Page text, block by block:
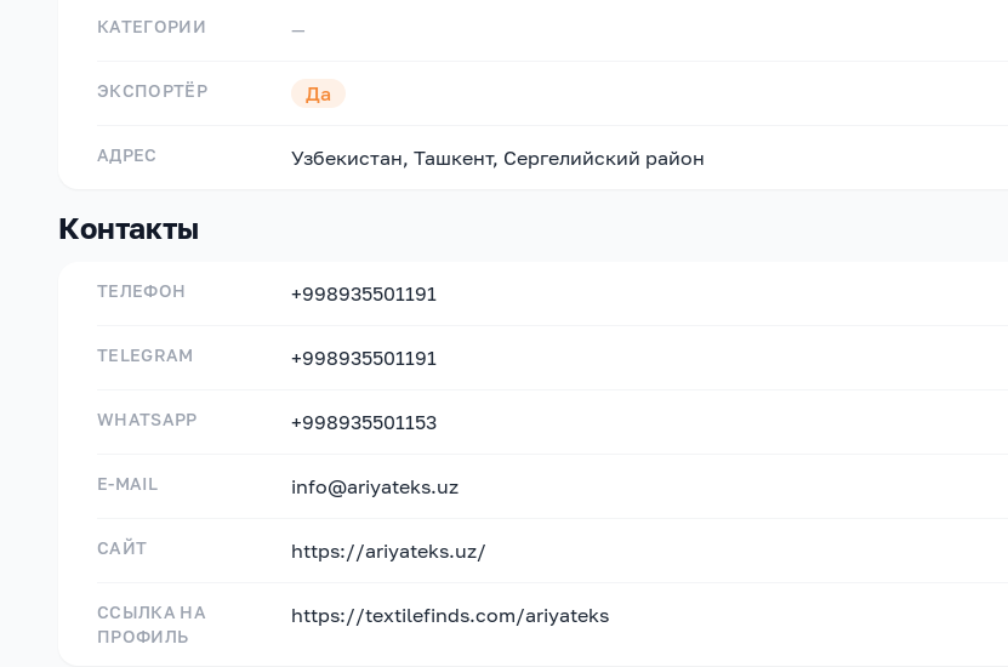
КАТЕГОРИИ —
ЭКСПОРТЁР Да
АДРЕС Узбекистан, Ташкент, Сергелийский район
Контакты
ТЕЛЕФОН +998935501191
TELEGRAM +998935501191
WHATSAPP +998935501153
E-MAIL info@ariyateks.uz
САЙТ https://ariyateks.uz/
ССЫЛКА НА
ПРОФИЛЬ
https://textilefinds.com/ariyateks